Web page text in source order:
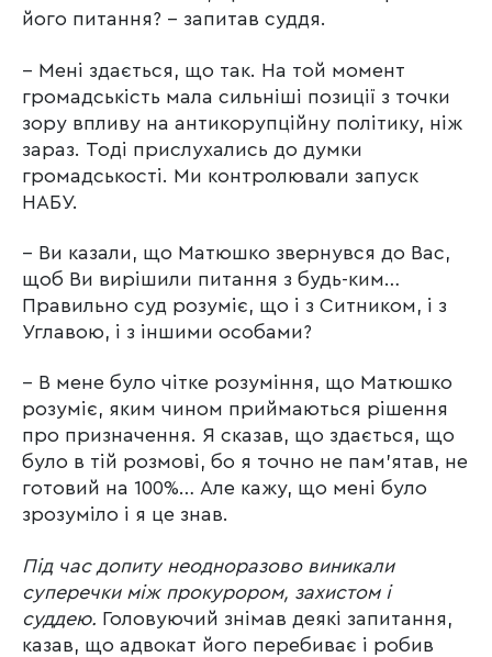
його питання? – запитав суддя.
– Мені здається, що так. На той момент
громадськість мала сильніші позиції з точки
зору впливу на антикорупційну політику, ніж
зараз. Тоді прислухались до думки
громадськості. Ми контролювали запуск
НАБУ.
– Ви казали, що Матюшко звернувся до Вас,
щоб Ви вирішили питання з будь-ким…
Правильно суд розуміє, що і з Ситником, і з
Углавою, і з іншими особами?
– В мене було чітке розуміння, що Матюшко
розуміє, яким чином приймаються рішення
про призначення. Я сказав, що здається, що
було в тій розмові, бо я точно не пам’ятав, не
готовий на 100%… Але кажу, що мені було
зрозуміло і я це знав.
Під час допиту неодноразово виникали
суперечки між прокурором, захистом і
суддею. Головуючий знімав деякі запитання,
казав, що адвокат його перебиває і робив